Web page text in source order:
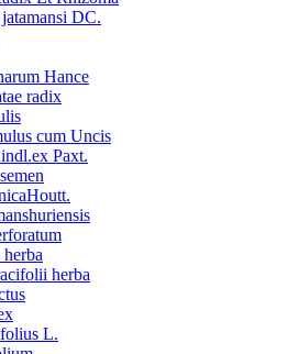
DC.
Hance
radix
cum Uncis
Paxt.
herba
L.